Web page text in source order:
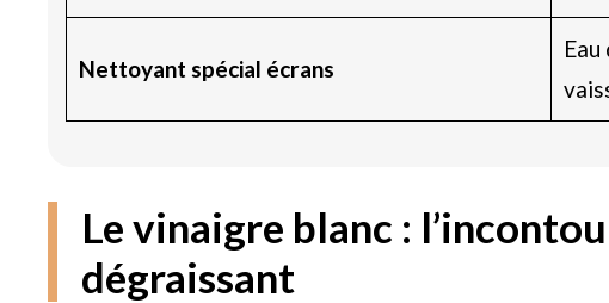
Nettoyant spécial écrans
Le vinaigre blanc :
dégraissant